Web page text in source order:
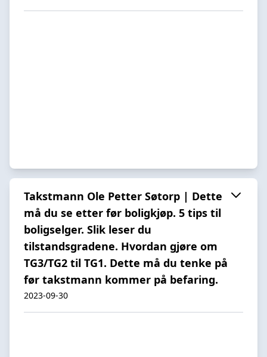
Takstmann Ole Petter Søtorp | Dette
må du se etter før boligkjøp. 5 tips til
boligselger. Slik leser du
tilstandsgradene. Hvordan gjøre om
TG3/TG2 til TG1. Dette må du tenke på
før takstmann kommer på befaring.
2023-09-30